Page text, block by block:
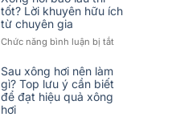
giảm
thật
tốt? Lời khuyên hữu ích
từ chuyên gia
Chức năng bình luận bị tắtở
Sau xông hơi nên làm
gì? Top lưu ý cần biết
để đạt hiệu quả xông
hơi